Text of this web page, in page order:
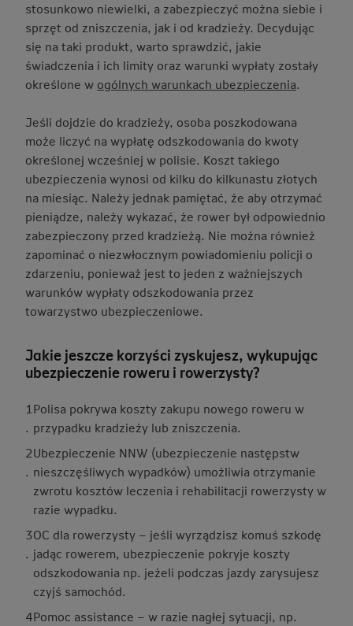
stosunkowo niewielki, a zabezpieczyć można siebie i
sprzęt od zniszczenia, jak i od kradzieży. Decydując
się na taki produkt, warto sprawdzić, jakie
świadczenia i ich limity oraz warunki wypłaty zostały
określone w ogólnych warunkach ubezpieczenia.
Jeśli dojdzie do kradzieży, osoba poszkodowana
może liczyć na wypłatę odszkodowania do kwoty
określonej wcześniej w polisie. Koszt takiego
ubezpieczenia wynosi od kilku do kilkunastu złotych
na miesiąc. Należy jednak pamiętać, że aby otrzymać
pieniądze, należy wykazać, że rower był odpowiednio
zabezpieczony przed kradzieżą. Nie można również
zapominać o niezwłocznym powiadomieniu policji o
zdarzeniu, ponieważ jest to jeden z ważniejszych
warunków wypłaty odszkodowania przez
towarzystwo ubezpieczeniowe.
Jakie jeszcze korzyści zyskujesz, wykupując
ubezpieczenie roweru i rowerzysty?
1
.
Polisa pokrywa koszty zakupu nowego roweru w
przypadku kradzieży lub zniszczenia.
2
.
Ubezpieczenie NNW (ubezpieczenie następstw
nieszczęśliwych wypadków) umożliwia otrzymanie
zwrotu kosztów leczenia i rehabilitacji rowerzysty w
razie wypadku.
3
.
OC dla rowerzysty – jeśli wyrządzisz komuś szkodę
jadąc rowerem, ubezpieczenie pokryje koszty
odszkodowania np. jeżeli podczas jazdy zarysujesz
czyjś samochód.
4Pomoc assistance – w razie nagłej sytuacji, np.